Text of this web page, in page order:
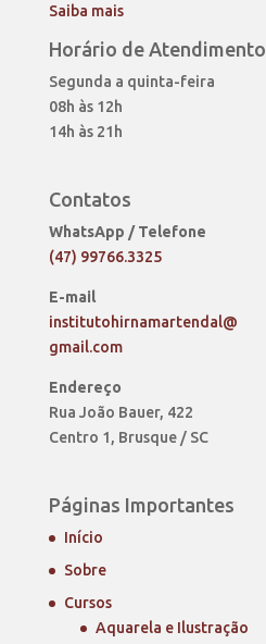
Saiba mais
Horário de Atendimento
Segunda a quinta-feira
08h às 12h
14h às 21h
Contatos
WhatsApp / Telefone
(47) 99766.3325
E-mail
institutohirnamartendal@
gmail.com
Endereço
Rua João Bauer, 422
Centro 1, Brusque / SC
Páginas Importantes
Início
Sobre
Cursos
Aquarela e Ilustração